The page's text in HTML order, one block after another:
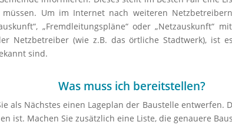
Um im Internet nach weiteren
„Fremdleitungspläne“ oder
Netzbetreiber (wie z.B. das örtliche Stadtwerk), ist
sind.
Was muss ich bereitstellen?
als Nächstes einen Lageplan der Baustelle entwerfen.
ist. Machen Sie zusätzlich eine Liste, die genauere